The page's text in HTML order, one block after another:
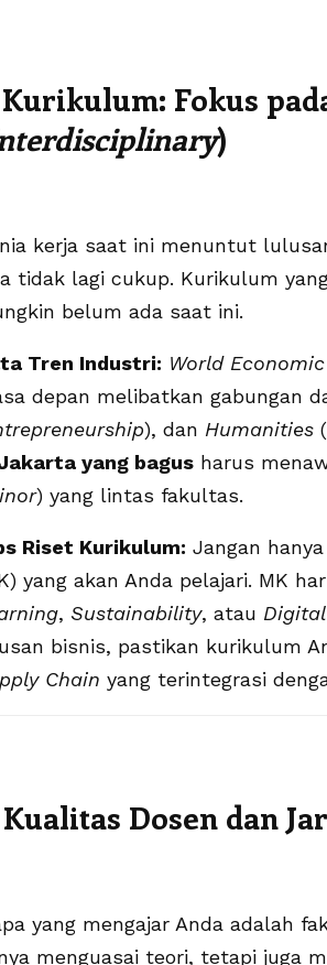
a
k
i
n
S
l
o
t
Kurikulum: Fokus
)
kerja saat ini menuntut
tidak lagi cukup. Kurikulum
belum ada saat ini.
Tren Industri: World
depan melibatkan gabungan
), dan Humanities (
yang bagus harus
) yang lintas fakultas.
Riset Kurikulum: Jangan
yang akan Anda pelajari. MK
, Sustainability, atau
bisnis, pastikan kurikulum
Chain yang terintegrasi
Kualitas Dosen dan
yang mengajar Anda adalah
menguasai teori, tetapi juga